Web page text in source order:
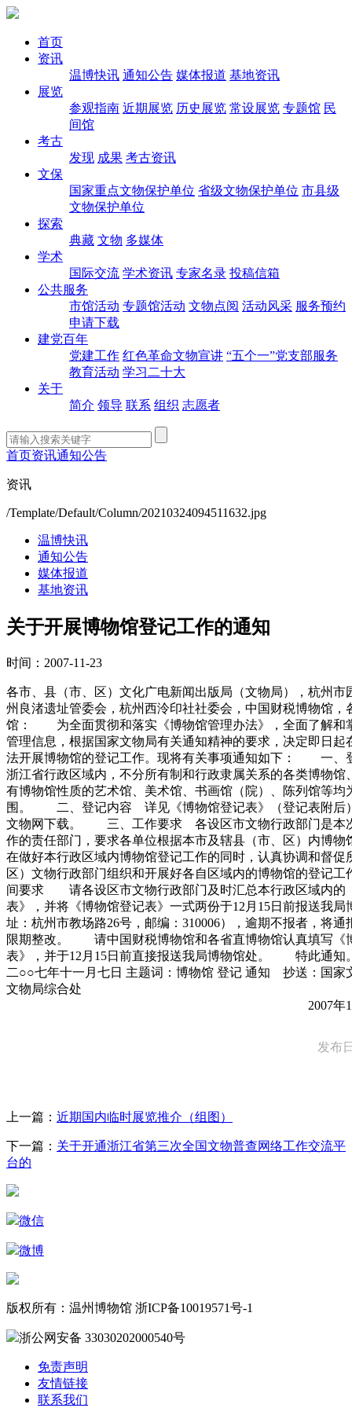
首页
资讯
温博快讯 通知公告 媒体报道 基地资讯
展览
参观指南 近期展览 历史展览 常设展览 专题馆 民
间馆
考古
发现 成果 考古资讯
文保
国家重点文物保护单位 省级文物保护单位 市县级
文物保护单位
探索
典藏 文物 多媒体
学术
国际交流 学术资讯 专家名录 投稿信箱
公共服务
市馆活动 专题馆活动 文物点阅 活动风采 服务预约
申请下载
建党百年
党建工作 红色革命文物宣讲 “五个一”党支部服务
教育活动 学习二十大
关于
简介 领导 联系 组织 志愿者
首页资讯通知公告
资讯
/Template/Default/Column/20210324094511632.jpg
温博快讯
通知公告
媒体报道
基地资讯
关于开展博物馆登记工作的通知
时间：2007-11-23
各市、县（市、区）文化广电新闻出版局（文物局），杭州市
州良渚遗址管委会，杭州西泠印社社委会，中国财税博物馆，
馆： 为全面贯彻和落实《博物馆管理办法》，全面了解和
管理信息，根据国家文物局有关通知精神的要求，决定即日起
法开展博物馆的登记工作。现将有关事项通知如下： 一
浙江省行政区域内，不分所有制和行政隶属关系的各类博物馆
有博物馆性质的艺术馆、美术馆、书画馆（院）、陈列馆等均
围。 二、登记内容 详见《博物馆登记表》（登记表附后
文物网下载。 三、工作要求 各设区市文物行政部门是本
作的责任部门，要求各单位根据本市及辖县（市、区）内博物
在做好本行政区域内博物馆登记工作的同时，认真协调和督促
区）文物行政部门组织和开展好各自区域内的博物馆的登
间要求 请各设区市文物行政部门及时汇总本行政区域内的
表》，并将《博物馆登记表》一式两份于12月15日前报送我局
址：杭州市教场路26号，邮编：310006），逾期不报者，将通
限期整改。 请中国财税博物馆和各省直博物馆认真填写《
表》，并于12月15日前直接报送我局博物馆处。 特此通知
二○○七年十一月七日 主题词：博物馆 登记 通知 抄送：国
文物局综合
2007年11月7日
发布
上一篇： 近期国内临时展览推介（组图）
下一篇： 关于开通浙江省第三次全国文物普查网络工作交流平
台的
微信
微博
版权所有：温州博物馆 浙ICP备10019571号-1
浙公网安备 33030202000540号
免责声明
友情链接
联系我们